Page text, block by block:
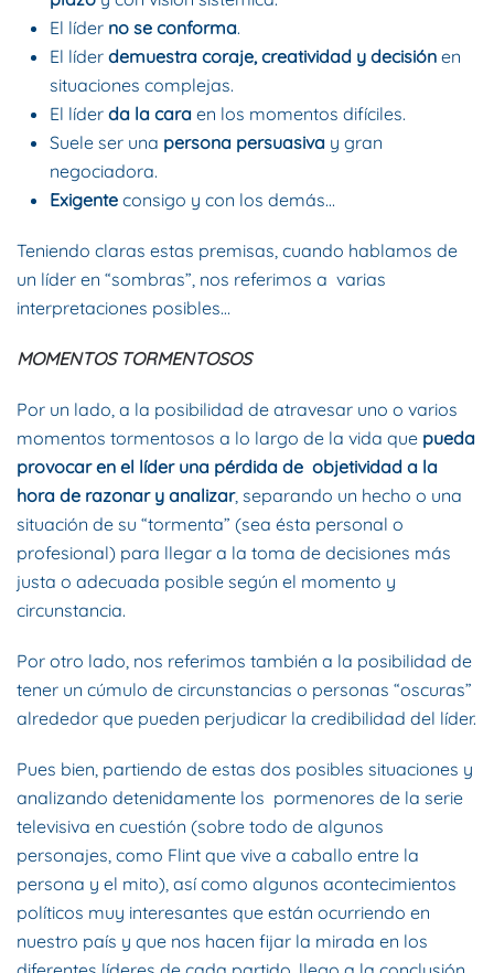
El líder no se conforma.
El líder demuestra coraje, creatividad y decisión en
situaciones complejas.
El líder da la cara en los momentos difíciles.
Suele ser una persona persuasiva y gran
negociadora.
Exigente consigo y con los demás…
Teniendo claras estas premisas, cuando hablamos de
un líder en “sombras”, nos referimos a varias
interpretaciones posibles…
MOMENTOS TORMENTOSOS
Por un lado, a la posibilidad de atravesar uno o varios
momentos tormentosos a lo largo de la vida que pueda
provocar en el líder una pérdida de objetividad a la
hora de razonar y analizar, separando un hecho o una
situación de su “tormenta” (sea ésta personal o
profesional) para llegar a la toma de decisiones más
justa o adecuada posible según el momento y
circunstancia.
Por otro lado, nos referimos también a la posibilidad de
tener un cúmulo de circunstancias o personas “oscuras”
alrededor que pueden perjudicar la credibilidad del líder.
Pues bien, partiendo de estas dos posibles situaciones y
analizando detenidamente los pormenores de la serie
televisiva en cuestión (sobre todo de algunos
personajes, como Flint que vive a caballo entre la
persona y el mito), así como algunos acontecimientos
políticos muy interesantes que están ocurriendo en
nuestro país y que nos hacen fijar la mirada en los